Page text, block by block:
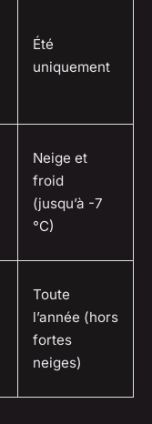
Été
uniquement
Neige et
froid
(jusqu’à -7
°C)
Toute
l’année (hors
fortes
neiges)